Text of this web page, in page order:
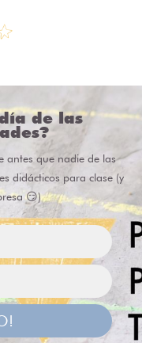
de las
antes que nadie de las
didácticos para clase (y
😏)